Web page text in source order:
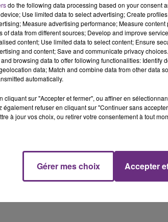
Un feu de remorque s'est
en fin de matinée sur l'A34.
5h00 - 6h00
LE BEST OF DE LA
do the following data processing based on your consent
Use limited data to select advertising; Create
Measure advertising performance; Measure
of data from different sources; Develop and improve
content; Use limited data to select content; Ensure
and content; Save and communicate privacy
browsing data to offer following functionalities: Identify
data; Match and combine data from other data
automatically.
cliquant sur "Accepter et fermer", ou affiner en
également refuser en cliquant sur "Continuer sans
à jour vos choix, ou retirer votre consentement à tout
Gérer mes choix Accepter